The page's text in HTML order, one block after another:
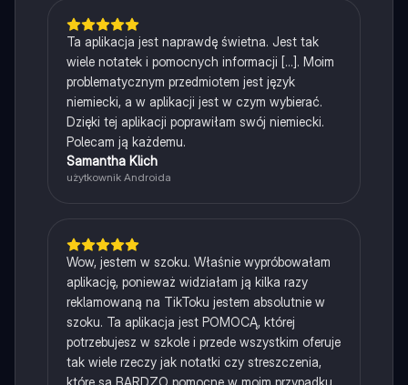
Ta aplikacja jest naprawdę świetna. Jest tak
wiele notatek i pomocnych informacji [...]. Moim
problematycznym przedmiotem jest język
niemiecki, a w aplikacji jest w czym wybierać.
Dzięki tej aplikacji poprawiłam swój niemiecki.
Polecam ją każdemu.
Samantha Klich
użytkownik Androida
Wow, jestem w szoku. Właśnie wypróbowałam
aplikację, ponieważ widziałam ją kilka razy
reklamowaną na TikToku jestem absolutnie w
szoku. Ta aplikacja jest POMOCĄ, której
potrzebujesz w szkole i przede wszystkim oferuje
tak wiele rzeczy jak notatki czy streszczenia,